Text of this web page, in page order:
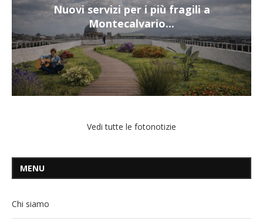
Nuovi servizi per i più fragili a
Montecalvario...
Vedi tutte le fotonotizie
MENU
Chi siamo